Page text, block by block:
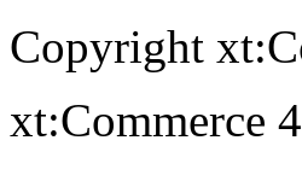
Copyright
xt:Commerce